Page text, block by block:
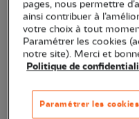
pages, nous permettre
ainsi contribuer à
votre choix à tout
Paramétrer les cookies
notre site). Merci et
Politique de
Paramétrer les cookies